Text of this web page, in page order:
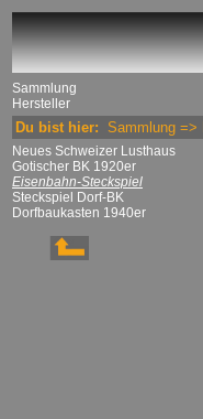
Sammlung
Hersteller
Du bist hier: Sammlung =>
Neues Schweizer Lusthaus
Gotischer BK 1920er
Eisenbahn-Steckspiel
Steckspiel Dorf-BK
Dorfbaukasten 1940er